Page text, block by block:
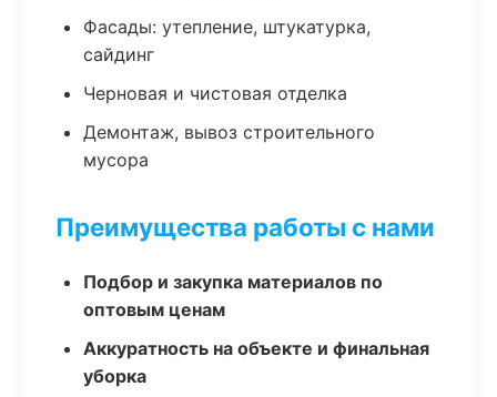
Фасады: утепление, штукатурка,
сайдинг
Черновая и чистовая отделка
Демонтаж, вывоз строительного
мусора
Преимущества работы с нами
Подбор и закупка материалов по
оптовым ценам
Аккуратность на объекте и финальная
уборка